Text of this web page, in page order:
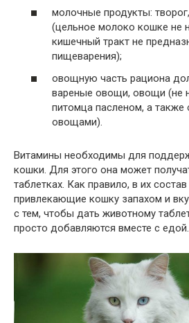
молочные продукты:
(цельное молоко кошке не
кишечный тракт не
пищеварения);
овощную часть рациона
вареные овощи, овощи (не
питомца пасленом, а также
овощами).
Витамины необходимы для
кошки. Для этого она может
таблетках. Как правило, в их
привлекающие кошку запахом и
с тем, чтобы дать животному
просто добавляются вместе с едой.